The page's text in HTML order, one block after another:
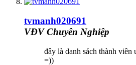
tvmanh020691
VĐV Chuyên Nghiệp
đây là danh sách thành viên
=))